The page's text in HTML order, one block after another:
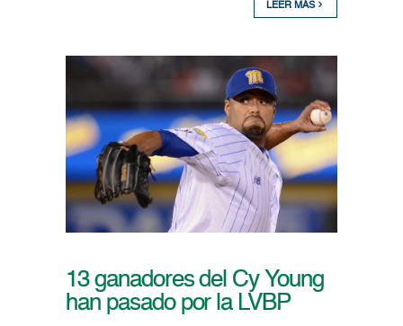
LEER MÁS
13 ganadores del Cy Young
han pasado por la LVBP